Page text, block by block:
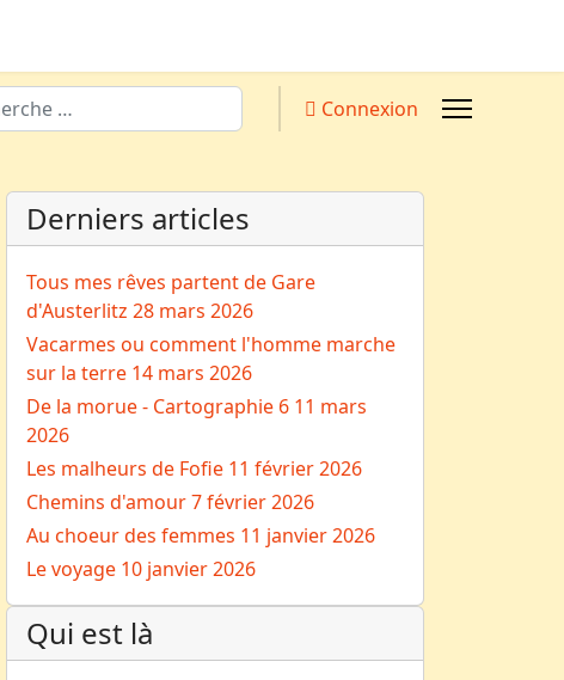
Connexion
Derniers articles
Tous mes rêves partent de Gare
d'Austerlitz 28 mars 2026
Vacarmes ou comment l'homme marche
sur la terre 14 mars 2026
De la morue - Cartographie 6 11 mars
2026
Les malheurs de Fofie 11 février 2026
Chemins d'amour7 février 2026
Au choeur des femmes 11 janvier 2026
Le voyage 10 janvier 2026
Qui est là